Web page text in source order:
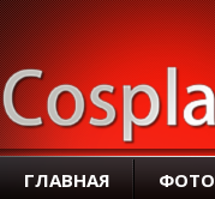
ГЛАВНАЯ ФОТО